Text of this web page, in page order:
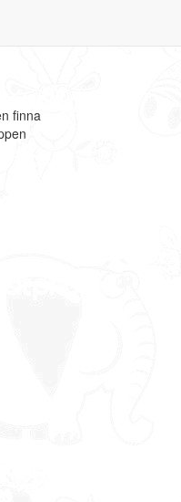
finna